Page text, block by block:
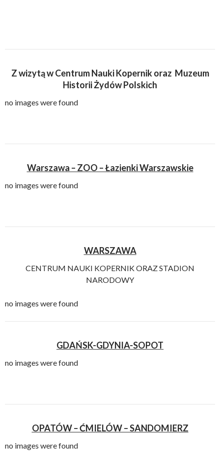
Z wizytą w Centrum Nauki Kopernik oraz Muzeum
Historii Żydów Polskich
no images were found
Warszawa – ZOO – Łazienki Warszawskie
no images were found
WARSZAWA
CENTRUM NAUKI KOPERNIK ORAZ STADION
NARODOWY
no images were found
GDAŃSK-GDYNIA-SOPOT
no images were found
OPATÓW – ĆMIELÓW – SANDOMIERZ
no images were found